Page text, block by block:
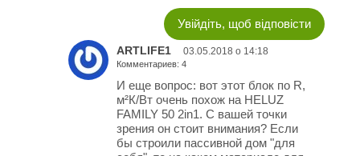
Увійдіть, щоб відповісти
ARTLIFE1 03.05.2018 о 14:18
Комментариев: 4
И еще вопрос: вот этот блок по R,
м²К/Вт очень похож на HELUZ
FAMILY 50 2in1. С вашей точки
зрения он стоит внимания? Если
бы строили пассивной дом "для